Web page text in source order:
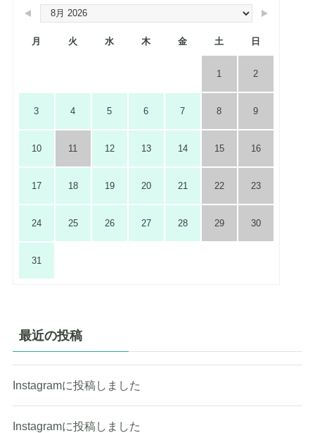
月 火 水 木 金 土 日
1 2
3 4 5 6 7 8 9
10 11 12 13 14 15 16
17 18 19 20 21 22 23
24 25 26 27 28 29 30
31
最近の投稿
Instagramに投稿しました
Instagramに投稿しました